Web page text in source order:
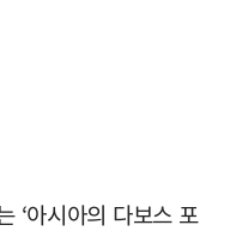
‘아시아의 다보스 포